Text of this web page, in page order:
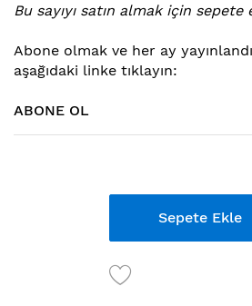
atla
Bu sayıyı satın almak için sepete
Abone olmak ve her ay
aşağıdaki linke tıklayın:
ABONE OL
Sepete Ekle